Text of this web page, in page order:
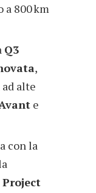
a 800 km
Q3
,
alte
e
con la
Project